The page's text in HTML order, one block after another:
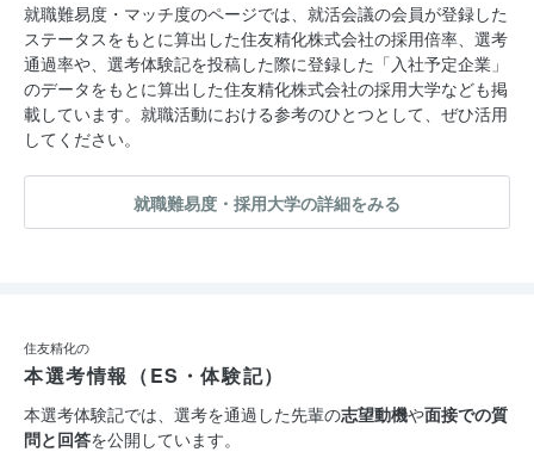
就職難易度・マッチ度のページでは、就活会議の会員が登録した
ステータスをもとに算出した住友精化株式会社の採用倍率、選考
通過率や、選考体験記を投稿した際に登録した「入社予定企業」
のデータをもとに算出した住友精化株式会社の採用大学なども掲
載しています。就職活動における参考のひとつとして、ぜひ活用
してください。
就職難易度・採用大学の詳細をみる
住友精化の
本選考情報（ES・体験記）
本選考体験記では、選考を通過した先輩の志望動機や面接での質
問と回答を公開しています。